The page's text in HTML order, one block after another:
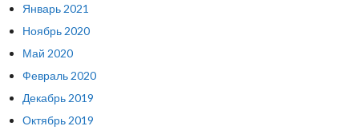
Январь 2021
Ноябрь 2020
Май 2020
Февраль 2020
Декабрь 2019
Октябрь 2019